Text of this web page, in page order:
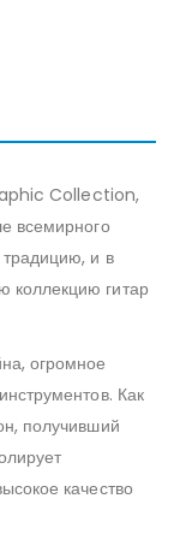
Collection,
всемирного
и в
коллекцию гитар
огромное
Как
получивший
качество